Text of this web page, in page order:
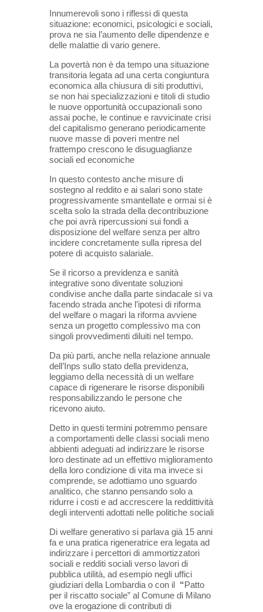
Innumerevoli sono i riflessi di questa
situazione: economici, psicologici e sociali,
prova ne sia l’aumento delle dipendenze e
delle malattie di vario genere.
La povertà non è da tempo una situazione
transitoria legata ad una certa congiuntura
economica alla chiusura di siti produttivi,
se non hai specializzazioni e titoli di studio
le nuove opportunità occupazionali sono
assai poche, le continue e ravvicinate crisi
del capitalismo generano periodicamente
nuove masse di poveri mentre nel
frattempo crescono le disuguaglianze
sociali ed economiche
In questo contesto anche misure di
sostegno al reddito e ai salari sono state
progressivamente smantellate e ormai si è
scelta solo la strada della decontribuzione
che poi avrà ripercussioni sui fondi a
disposizione del welfare senza per altro
incidere concretamente sulla ripresa del
potere di acquisto salariale.
Se il ricorso a previdenza e sanità
integrative sono diventate soluzioni
condivise anche dalla parte sindacale si va
facendo strada anche l’ipotesi di riforma
del welfare o magari la riforma avviene
senza un progetto complessivo ma con
singoli provvedimenti diluiti nel tempo.
Da più parti, anche nella relazione annuale
dell’Inps sullo stato della previdenza,
leggiamo della necessità di un welfare
capace di rigenerare le risorse disponibili
responsabilizzando le persone che
ricevono aiuto.
Detto in questi termini potremmo pensare
a comportamenti delle classi sociali meno
abbienti adeguati ad indirizzare le risorse
loro destinate ad un effettivo miglioramento
della loro condizione di vita ma invece si
comprende, se adottiamo uno sguardo
analitico, che stanno pensando solo a
ridurre i costi e ad accrescere la reddittività
degli interventi adottati nelle politiche sociali
Di welfare generativo si parlava già 15 anni
fa e una pratica rigeneratrice era legata ad
indirizzare i percettori di ammortizzatori
sociali e redditi sociali verso lavori di
pubblica utilità, ad esempio negli uffici
giudiziari della Lombardia o con il “Patto
per il riscatto sociale” al Comune di Milano
ove la erogazione di contributi di